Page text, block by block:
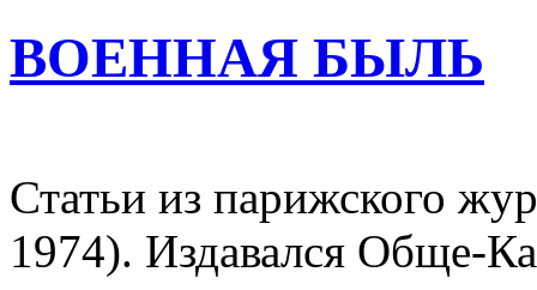
ВОЕННАЯ БЫЛЬ
Статьи из парижского
1974). Издавался Обще-